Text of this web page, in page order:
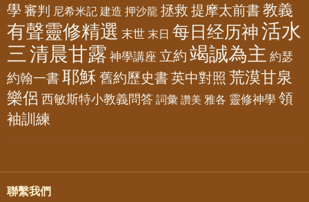
學 審判 尼希米記 建造 押沙龍 拯救 提摩太前書 教義
有聲靈修精選 末世 末日 每日经历神活水
三 清晨甘露 神學講座 立約 竭誠為主 約瑟
約翰一書耶穌 舊約歷史書 英中對照 荒漠甘泉
樂侶 西敏斯特小教義問答 詞彙 讚美 雅各 靈修神學 領
袖訓練
聯繫我們